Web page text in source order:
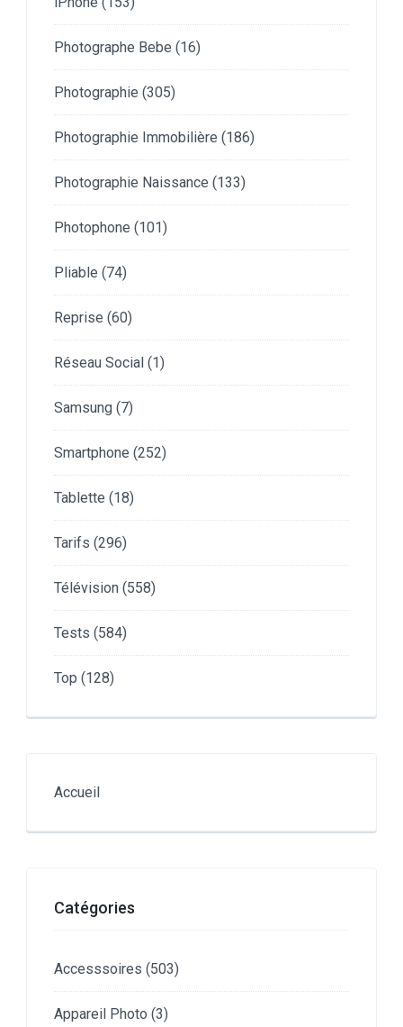
Photographe Bebe (16)
Photographie (305)
Photographie Immobilière (186)
Photographie Naissance (133)
Photophone (101)
Pliable (74)
Reprise (60)
Réseau Social (1)
Samsung (7)
Smartphone (252)
Tablette (18)
Tarifs (296)
Télévision (558)
Tests (584)
Top (128)
Accueil
Catégories
Accesssoires (503)
Appareil Photo (3)